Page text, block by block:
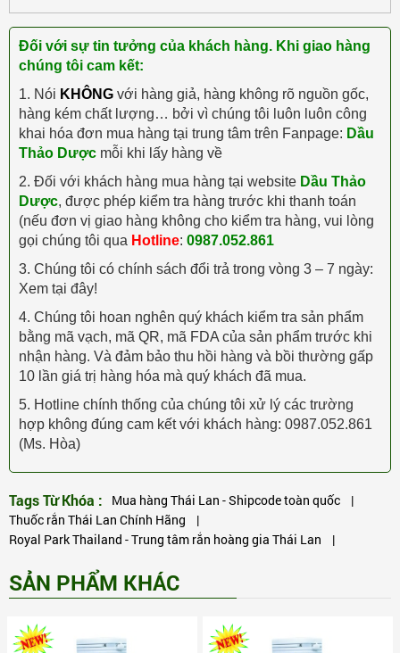
Đối với sự tin tưởng của khách hàng. Khi giao hàng
chúng tôi cam kết:
1. Nói KHÔNG với hàng giả, hàng không rõ nguồn gốc,
hàng kém chất lượng… bởi vì chúng tôi luôn luôn công
khai hóa đơn mua hàng tại trung tâm trên Fanpage: Dầu
Thảo Dược mỗi khi lấy hàng về
2. Đối với khách hàng mua hàng tại website Dầu Thảo
Dược, được phép kiểm tra hàng trước khi thanh toán
(nếu đơn vị giao hàng không cho kiểm tra hàng, vui lòng
gọi chúng tôi qua Hotline: 0987.052.861
3. Chúng tôi có chính sách đổi trả trong vòng 3 – 7 ngày:
Xem tại đây!
4. Chúng tôi hoan nghên quý khách kiểm tra sản phẩm
bằng mã vạch, mã QR, mã FDA của sản phẩm trước khi
nhận hàng. Và đảm bảo thu hồi hàng và bồi thường gấp
10 lần giá trị hàng hóa mà quý khách đã mua.
5. Hotline chính thống của chúng tôi xử lý các trường
hợp không đúng cam kết với khách hàng: 0987.052.861
(Ms. Hòa)
Tags Từ Khóa : Mua hàng Thái Lan - Shipcode toàn quốc |
Thuốc rắn Thái Lan Chính Hãng |
Royal Park Thailand - Trung tâm rắn hoàng gia Thái Lan |
SẢN PHẨM KHÁC